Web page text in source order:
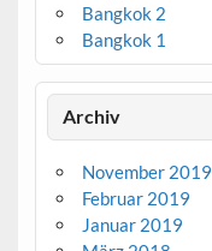
Bangkok 2
Bangkok 1
Archiv
November 2019
Februar 2019
Januar 2019